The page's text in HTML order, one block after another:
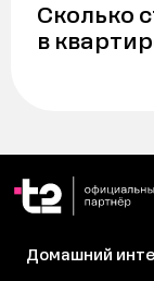
Сколько
в
Домашний